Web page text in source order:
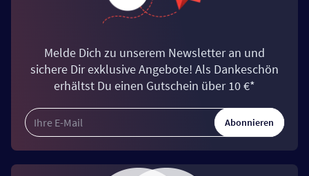
Melde Dich zu unserem Newsletter an und
sichere Dir exklusive Angebote! Als Dankeschön
erhältst Du einen Gutschein über 10 €*
Abonnieren